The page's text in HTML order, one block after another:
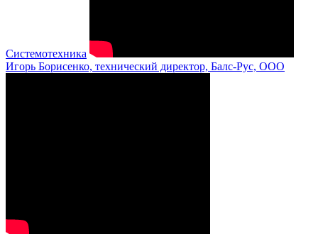
Системотехника
Игорь Борисенко, технический директор, Балс-Рус, ООО